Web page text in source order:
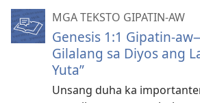
MGA TEKSTO GIPATIN-AW
Genesis 1:1 Gipatin-
Gilalang sa Diyos ang
Yuta”
Unsang duha ka